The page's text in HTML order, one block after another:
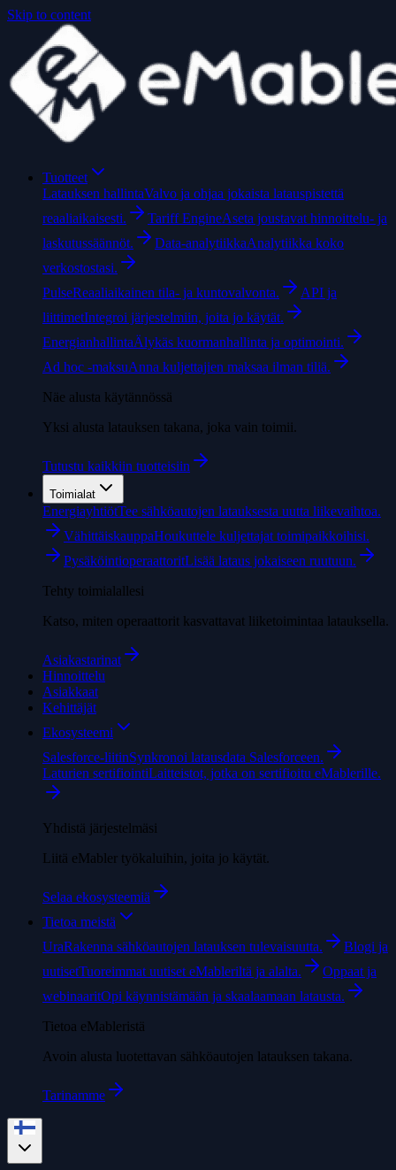
Skip to content
Tuotteet
Latauksen hallintaValvo ja ohjaa jokaista latauspistettä
reaaliaikaisesti.
Tariff EngineAseta joustavat hinnoittelu- ja
laskutussäännöt.
Data-analytiikkaAnalytiikka koko
verkostostasi.
PulseReaaliaikainen tila- ja kuntovalvonta.
API ja
liittimetIntegroi järjestelmiin, joita jo käytät.
EnergianhallintaÄlykäs kuormanhallinta ja optimointi.
Ad hoc -maksuAnna kuljettajien maksaa ilman tiliä.
Näe alusta käytännössä
Yksi alusta latauksen takana, joka vain toimii.
Tutustu kaikkiin tuotteisiin
Toimialat
EnergiayhtiötTee sähköautojen latauksesta uutta liikevaihtoa.
VähittäiskauppaHoukuttele kuljettajat toimipaikkoihisi.
PysäköintioperaattoritLisää lataus jokaiseen ruutuun.
Tehty toimialallesi
Katso, miten operaattorit kasvattavat liiketoimintaa latauksella.
Asiakastarinat
Hinnoittelu
Asiakkaat
Kehittäjät
Ekosysteemi
Salesforce-liitinSynkronoi latausdata Salesforceen.
Laturien sertifiointiLaitteistot, jotka on sertifioitu eMablerille.
Yhdistä järjestelmäsi
Liitä eMabler työkaluihin, joita jo käytät.
Selaa ekosysteemiä
Tietoa meistä
UraRakenna sähköautojen latauksen tulevaisuutta.
Blogi ja
uutisetTuoreimmat uutiset eMableriltä ja alalta.
Oppaat ja
webinaaritOpi käynnistämään ja skaalaamaan latausta.
Tietoa eMableristä
Avoin alusta luotettavan sähköautojen latauksen takana.
Tarinamme